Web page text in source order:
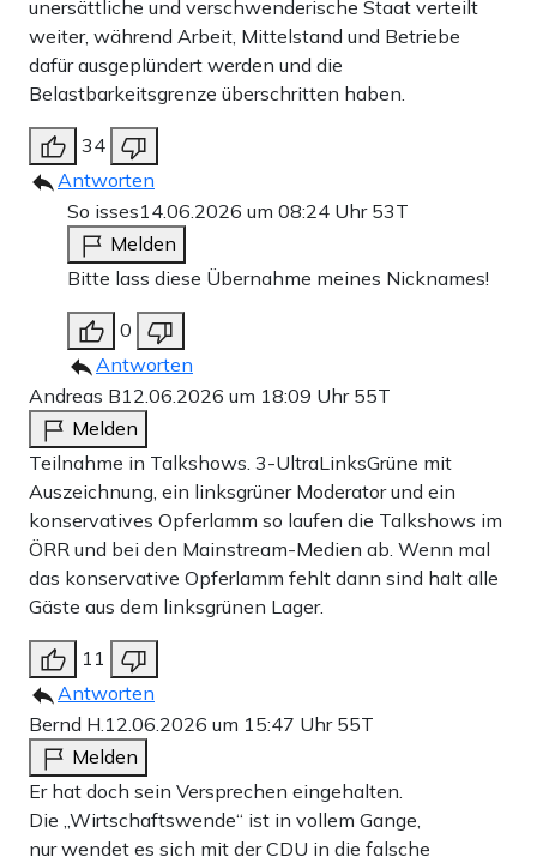
unersättliche und verschwenderische Staat verteilt
weiter, während Arbeit, Mittelstand und Betriebe
dafür ausgeplündert werden und die
Belastbarkeitsgrenze überschritten haben.
34
Antworten
So isses14.06.2026 um 08:24 Uhr 53T
Melden
Bitte lass diese Übernahme meines Nicknames!
0
Antworten
Andreas B12.06.2026 um 18:09 Uhr 55T
Melden
Teilnahme in Talkshows. 3-UltraLinksGrüne mit
Auszeichnung, ein linksgrüner Moderator und ein
konservatives Opferlamm so laufen die Talkshows im
ÖRR und bei den Mainstream-Medien ab. Wenn mal
das konservative Opferlamm fehlt dann sind halt alle
Gäste aus dem linksgrünen Lager.
11
Antworten
Bernd H. 12.06.2026 um 15:47 Uhr 55T
Melden
Er hat doch sein Versprechen eingehalten.
Die „Wirtschaftswende“ ist in vollem Gange,
nur wendet es sich mit der CDU in die falsche